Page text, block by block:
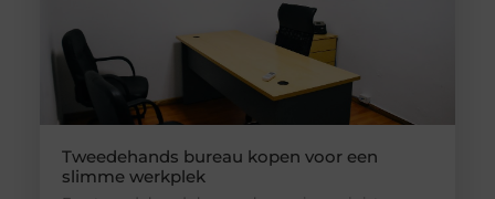
Tweedehands bureau kopen voor een
slimme werkplek